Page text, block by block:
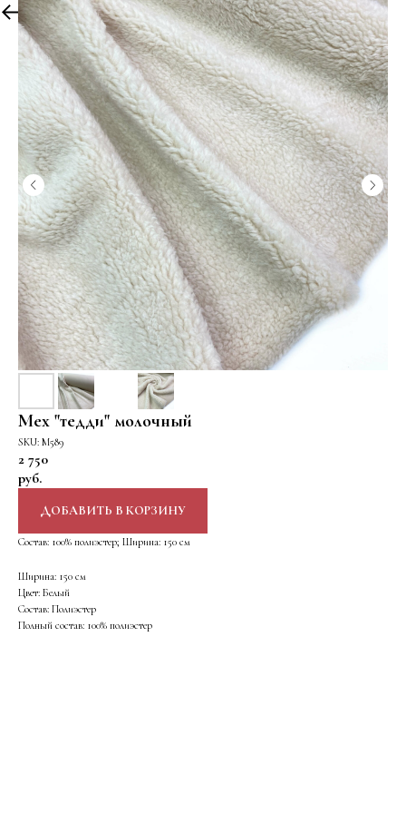
К другим тканям
Мех "тедди" молочный
SKU: М589
2 750
руб.
ДОБАВИТЬ В КОРЗИНУ
Состав: 100% полиэстер; Ширина: 150 см
Ширина: 150 см
Цвет: Белый
Состав: Полиэстер
Полный состав: 100% полиэстер